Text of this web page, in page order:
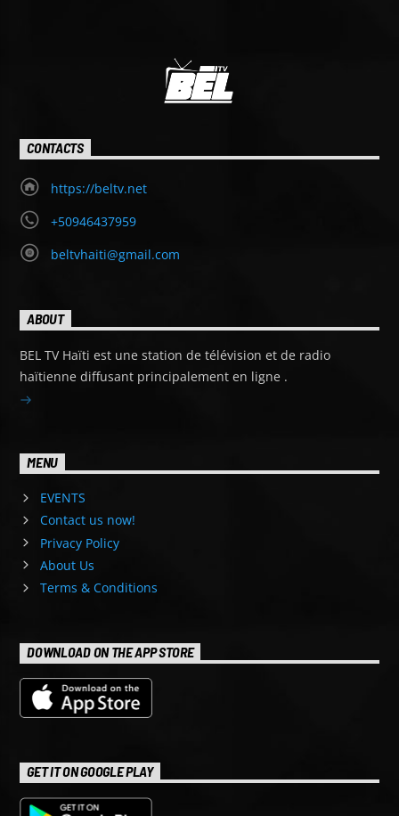
CONTACTS
https://beltv.net
+50946437959
beltvhaiti@gmail.com
ABOUT
BEL TV Haïti est une station de télévision et de radio
haïtienne diffusant principalement en ligne .
MENU
EVENTS
Contact us now!
Privacy Policy
About Us
Terms & Conditions
DOWNLOAD ON THE APP STORE
GET IT ON GOOGLE PLAY